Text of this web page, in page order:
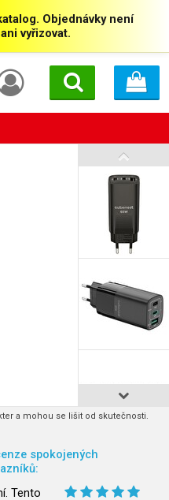
Objednávky není
vyřizovat.
a mohou se lišit od skutečnosti.
spokojených
Tento